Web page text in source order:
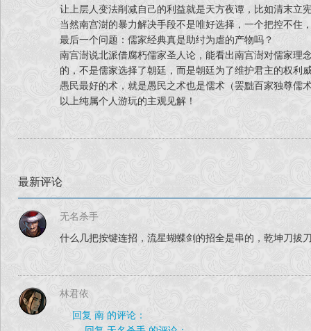
3/14/2026补丁更新5.22版
【修正内容】
1. 【刺杀将帅】池塘客栈附近的亲兵乱移动的bug
2. 【刺杀将帅】结局16路线王极山会在楼梯卡住的
3. 【晋阳决战】结局13路线会在关卡结尾处对话反
5. 【刺杀将帅】反复按2会导致伙伴站着不动的问题
6. 【大战扬州】对战教主时有可能因距离问题而卡
7. 【晋阳决战】救援杨枪派时温一刀战死没有判输
8. 【晋阳决战】进攻杨枪派时存活的起义军会在剧情
9. 【威震天山】守鼎时，调整降低普通与简单难度
10. 【威震天山】攻鼎时，修正普通与简单难度鼎的
11. 修复成就“三人成虎”无法达成的bug
12. 助北派单人比武时，敌方南宫澍不再会在天元功
13. 调整增加结局16两场最终战的难度
让上层人变法削减自己的利益就是天方夜谭，比如清末立
当然南宫澍的暴力解决手段不是唯好选择，一个把控不住
最后一个问题：儒家经典真是助纣为虐的产物吗？
南宫澍说北派借腐朽儒家圣人论，能看出南宫澍对儒家理
的，不是儒家选择了朝廷，而是朝廷为了维护君主的权利
愚民最好的术，就是愚民之术也是儒术（罢黜百家独尊儒
以上纯属个人游玩的主观见解！
最新评论
无名杀手
什么几把按键连招，流星蝴蝶剑的招全是串的，乾坤刀拔
林君依
回复 南 的评论：